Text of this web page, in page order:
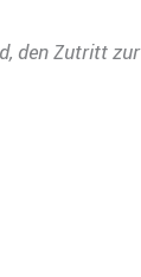
den Zutritt zur